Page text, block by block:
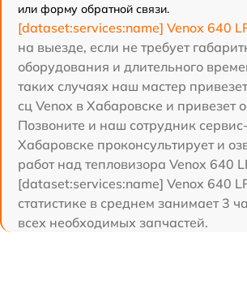
или форму обратной связи.
[dataset:services:name] Venox 640
на выезде, если не требует
оборудования и длительного
таких случаях наш мастер
сц Venox в Хабаровске и привезет
Позвоните и наш сотрудник
Хабаровске проконсультирует и
работ над тепловизора Venox 640
[dataset:services:name] Venox 640
статистике в среднем занимает 3
всех необходимых запчастей.